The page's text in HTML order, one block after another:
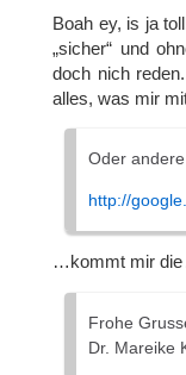
Boah ey, is ja
„sicher“ und
doch nich
alles, was mir
Oder
http://
…kommt mir die
Frohe
Dr. Mareike